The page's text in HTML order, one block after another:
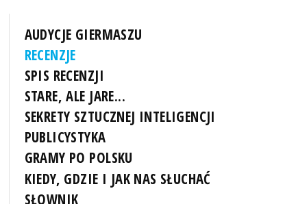
AUDYCJE GIERMASZU
RECENZJE
SPIS RECENZJI
STARE, ALE JARE...
SEKRETY SZTUCZNEJ INTELIGENCJI
PUBLICYSTYKA
GRAMY PO POLSKU
KIEDY, GDZIE I JAK NAS SŁUCHAĆ
SŁOWNIK